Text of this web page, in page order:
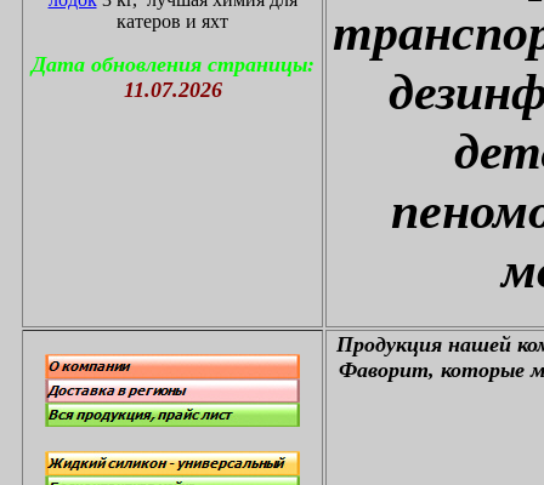
катеров и яхт
Дата обновления страницы:
11.07.2026
Продукция нашей
Фаворит, которые